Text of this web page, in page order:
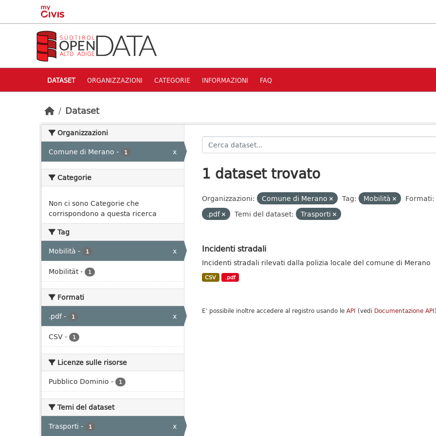
Skip to main content
DATASET ORGANIZZAZIONI CATEGORIE INFORMAZIONI FAQ
Dataset
Organizzazioni
Comune di Merano - 1 x
Categorie
Non ci sono Categorie che
corrispondono a questa ricerca
Tag
Mobilità - 1
x
Mobilität- 1
Formati
.pdf- 1
x
CSV- 1
Licenze sulle risorse
Pubblico Dominio - 1
Temi del dataset
Trasporti - 1 x
1 dataset trovato
Organizzazioni: Comune di Merano Tag: Mobilità
Formati:
.pdf
Temi del dataset: Trasporti
Incidenti stradali
Incidenti stradali rilevati dalla polizia locale del comune di Merano
CSV .pdf
E' possibile inoltre accedere al registro usando le API (vedi Documentazione API